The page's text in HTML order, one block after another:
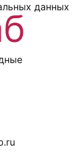
данных